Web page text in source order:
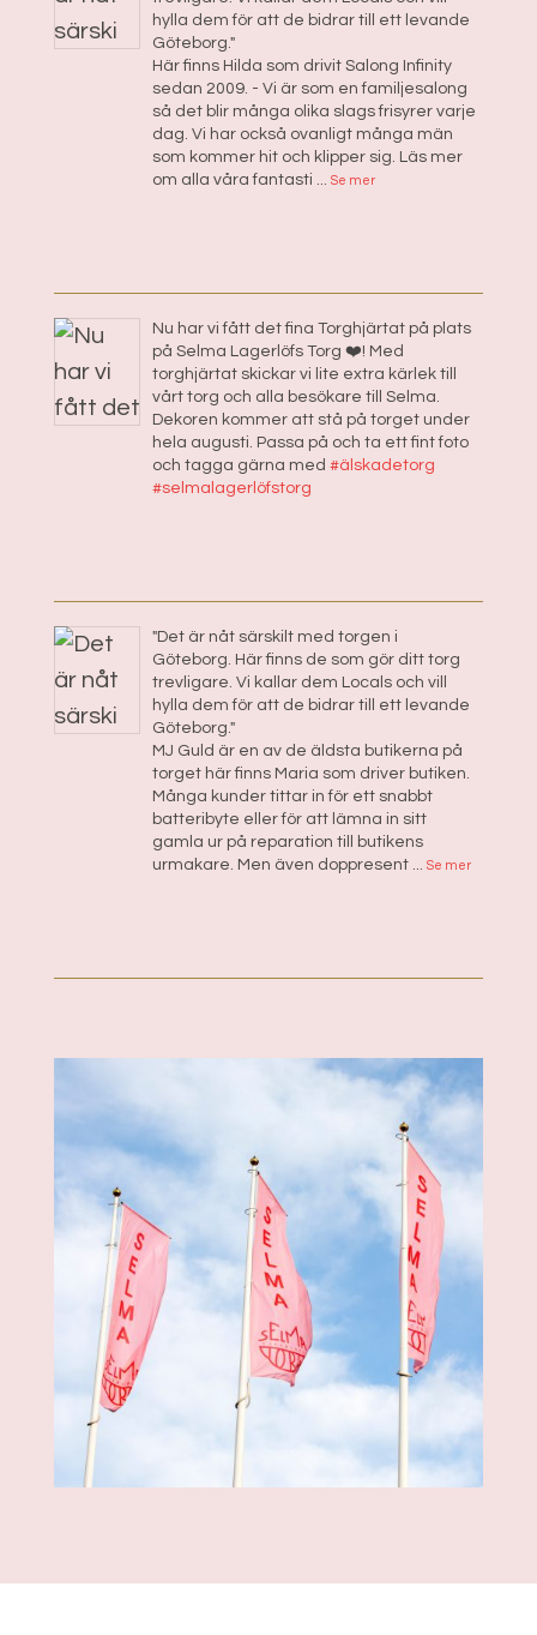
hylla dem för att de bidrar till ett levande
Göteborg."
Här finns Hilda som drivit Salong Infinity
sedan 2009. - Vi är som en familjesalong
så det blir många olika slags frisyrer varje
dag. Vi har också ovanligt många män
som kommer hit och klipper sig. Läs mer
om alla våra fantasti ...Se mer
Nu har vi fått det fina Torghjärtat på plats
på Selma Lagerlöfs Torg ❤️! Med
torghjärtat skickar vi lite extra kärlek till
vårt torg och alla besökare till Selma.
Dekoren kommer att stå på torget under
hela augusti. Passa på och ta ett fint foto
och tagga gärna med#älskadetorg
#selmalagerlöfstorg
"Det är nåt särskilt med torgen i
Göteborg. Här finns de som gör ditt torg
trevligare. Vi kallar dem Locals och vill
hylla dem för att de bidrar till ett levande
Göteborg."
MJ Guld är en av de äldsta butikerna på
torget här finns Maria som driver butiken.
Många kunder tittar in för ett snabbt
batteribyte eller för att lämna in sitt
gamla ur på reparation till butikens
urmakare. Men även doppresent ...Se mer